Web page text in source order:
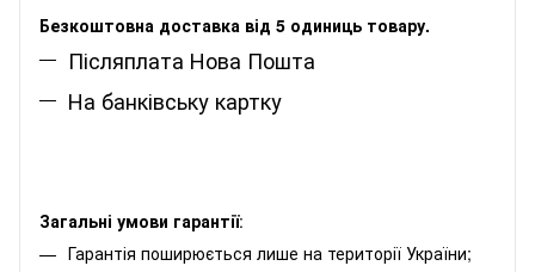
Безкоштовна доставка від 5 одиниць товару.
Післяплата Нова Пошта
На банківську картку
Загальні умови гарантії:
Гарантія поширюється лише на території України;